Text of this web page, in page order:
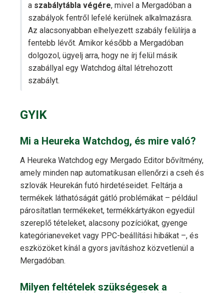
a szabálytábla végére, mivel a Mergadóban a
szabályok fentről lefelé kerülnek alkalmazásra.
Az alacsonyabban elhelyezett szabály felülírja a
fentebb lévőt. Amikor később a Mergadóban
dolgozol, ügyelj arra, hogy ne írj felül másik
szabállyal egy Watchdog által létrehozott
szabályt.
GYIK
Mi a Heureka Watchdog, és mire való?
A Heureka Watchdog egy Mergado Editor bővítmény,
amely minden nap automatikusan ellenőrzi a cseh és
szlovák Heurekán futó hirdetéseidet. Feltárja a
termékek láthatóságát gátló problémákat – például
párosítatlan termékeket, termékkártyákon egyedül
szereplő tételeket, alacsony pozíciókat, gyenge
kategórianeveket vagy PPC-beállítási hibákat –, és
eszközöket kínál a gyors javításhoz közvetlenül a
Mergadóban.
Milyen feltételek szükségesek a